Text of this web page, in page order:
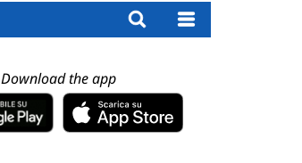
Download the app